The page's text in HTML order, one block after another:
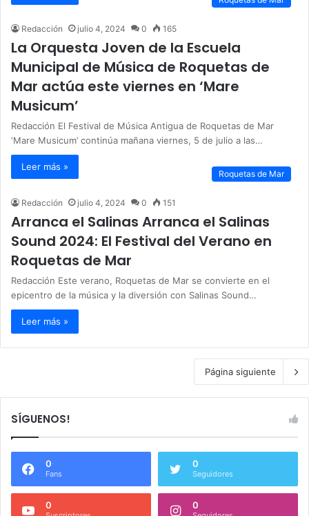
Redacción julio 4, 2024 0 165
La Orquesta Joven de la Escuela
Municipal de Música de Roquetas de
Mar actúa este viernes en ‘Mare
Musicum’
Redacción El Festival de Música Antigua de Roquetas de Mar
‘Mare Musicum’ continúa mañana viernes, 5 de julio a las…
Leer más »
Roquetas de Mar
Redacción julio 4, 2024 0 151
Arranca el Salinas Arranca el Salinas
Sound 2024: El Festival del Verano en
Roquetas de Mar
Redacción Este verano, Roquetas de Mar se convierte en el
epicentro de la música y la diversión con Salinas Sound…
Leer más »
Página siguiente
SÍGUENOS!
0
Fans
0
Seguidores
0 0